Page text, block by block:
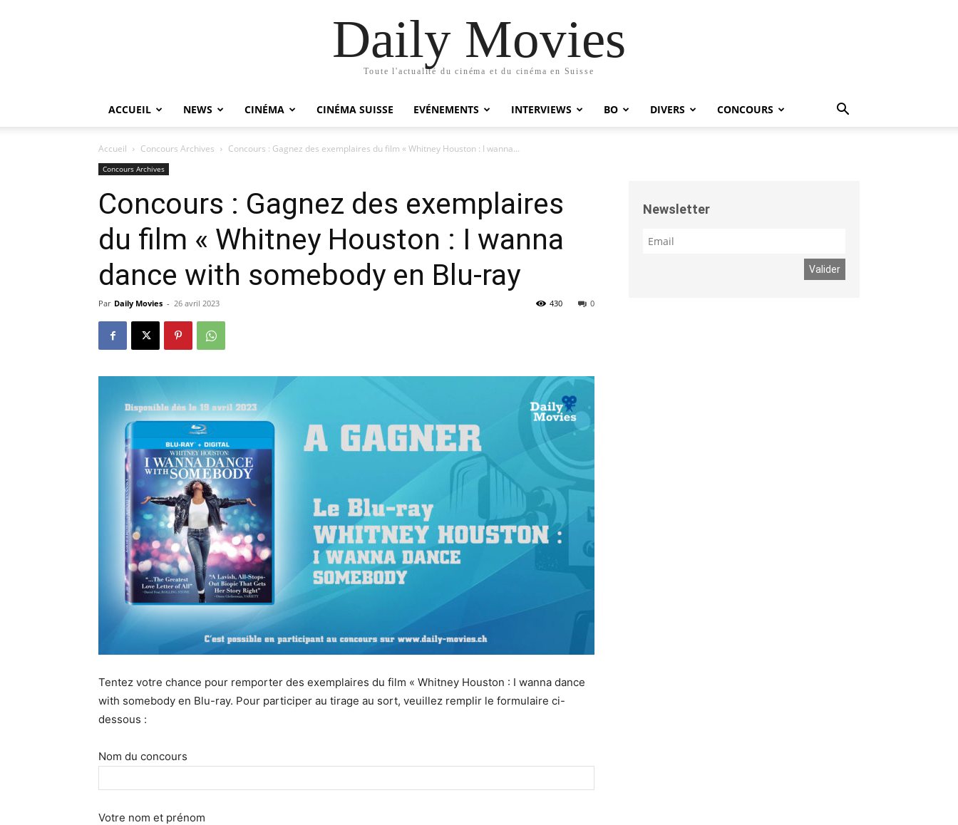
Daily Movies
Toute l'actualité du cinéma et du cinéma en Suisse
ACCUEIL NEWS CINÉMA CINÉMA SUISSE EVÉNEMENTS INTERVIEWS BO DIVERS CONCOURS
Accueil Concours Archives Concours : Gagnez des exemplaires du film « Whitney Houston : I wanna...
Concours Archives
Concours : Gagnez des exemplaires
du film « Whitney Houston : I wanna
dance with somebody en Blu-ray
Par Daily Movies - 26 avril 2023 0
430
Tentez votre chance pour remporter des exemplaires du film « Whitney Houston : I wanna dance
with somebody en Blu-ray. Pour participer au tirage au sort, veuillez remplir le formulaire ci-
dessous :
Nom du concours
Votre nom et prénom
Newsletter